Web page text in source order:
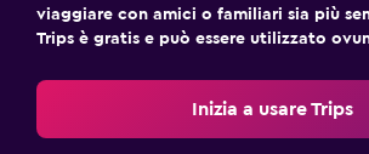
viaggiare con amici o familiari sia più
Trips è gratis e può essere utilizzato
Inizia a usare Trips